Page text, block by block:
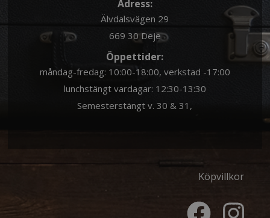
Adress:
Älvdalsvägen 29
669 30 Deje
Öppettider:
måndag-fredag: 10:00-18:00, verkstad -17:00
lunchstängt vardagar: 12:30-13:30
Semesterstängt v. 30 & 31,
Köpvillkor